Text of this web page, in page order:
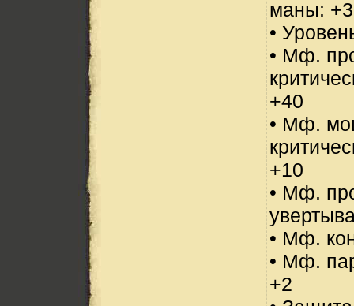
маны: +3
•
• Мф.
+40
• Мф.
+10
• Мф.
• Мф.
• Мф.
+2